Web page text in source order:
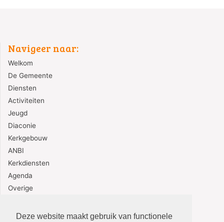
Deze website maakt gebruik van functionele
Navigeer naar:
Welkom
De Gemeente
Diensten
Activiteiten
Jeugd
Diaconie
Kerkgebouw
ANBI
Kerkdiensten
Agenda
Overige